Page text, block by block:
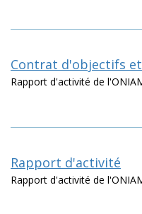
Contrat d'objectifs
Rapport d'activité de
Rapport d'activité
Rapport d'activité de